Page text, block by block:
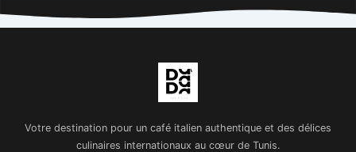
Votre destination pour un café italien authentique et des délices
culinaires internationaux au cœur de Tunis.